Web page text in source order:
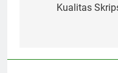
Kualitas